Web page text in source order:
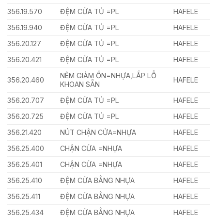
356.19.570
ĐỆM CỬA TỦ =PL
HAFELE
356.19.940
ĐỆM CỬA TỦ =PL
HAFELE
356.20.127
ĐỆM CỬA TỦ =PL
HAFELE
356.20.421
ĐỆM CỬA TỦ =PL HAFELE
356.20.460
NÊM GIẢM ỒN=NHỰA,LẮP LỖ
KHOAN SẴN
HAFELE
356.20.707 ĐỆM CỬA TỦ =PL
HAFELE
356.20.725
ĐỆM CỬA TỦ =PL
HAFELE
356.21.420
NÚT CHẬN CỬA=NHỰA
HAFELE
356.25.400
CHẬN CỬA =NHỰA
HAFELE
356.25.401
CHẬN CỬA =NHỰA
HAFELE
356.25.410
ĐỆM CỬA BẰNG NHỰA
HAFELE
356.25.411
ĐỆM CỬA BẰNG NHỰA
HAFELE
356.25.434
ĐỆM CỬA BẰNG NHỰA
HAFELE